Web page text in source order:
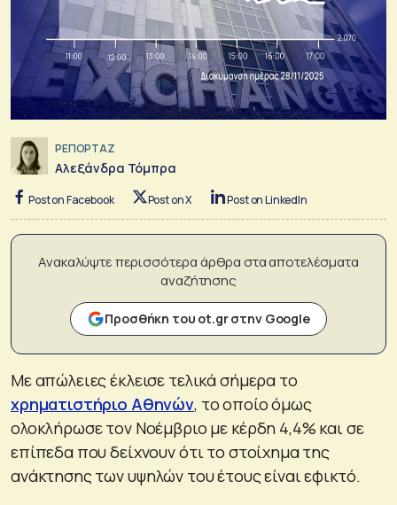
ΡΕΠΟΡΤΑΖ
Αλεξάνδρα Τόμπρα
Post on Facebook Post on X Post on LinkedIn
Ανακαλύψτε περισσότερα άρθρα στα αποτελέσματα
αναζήτησης
Προσθήκη του ot.gr στην Google
Με απώλειες έκλεισε τελικά σήμερα το
χρηματιστήριο Αθηνών, το οποίο όμως
ολοκλήρωσε τον Νοέμβριο με κέρδη 4,4% και σε
επίπεδα που δείχνουν ότι το στοίχημα της
ανάκτησης των υψηλών του έτους είναι εφικτό.